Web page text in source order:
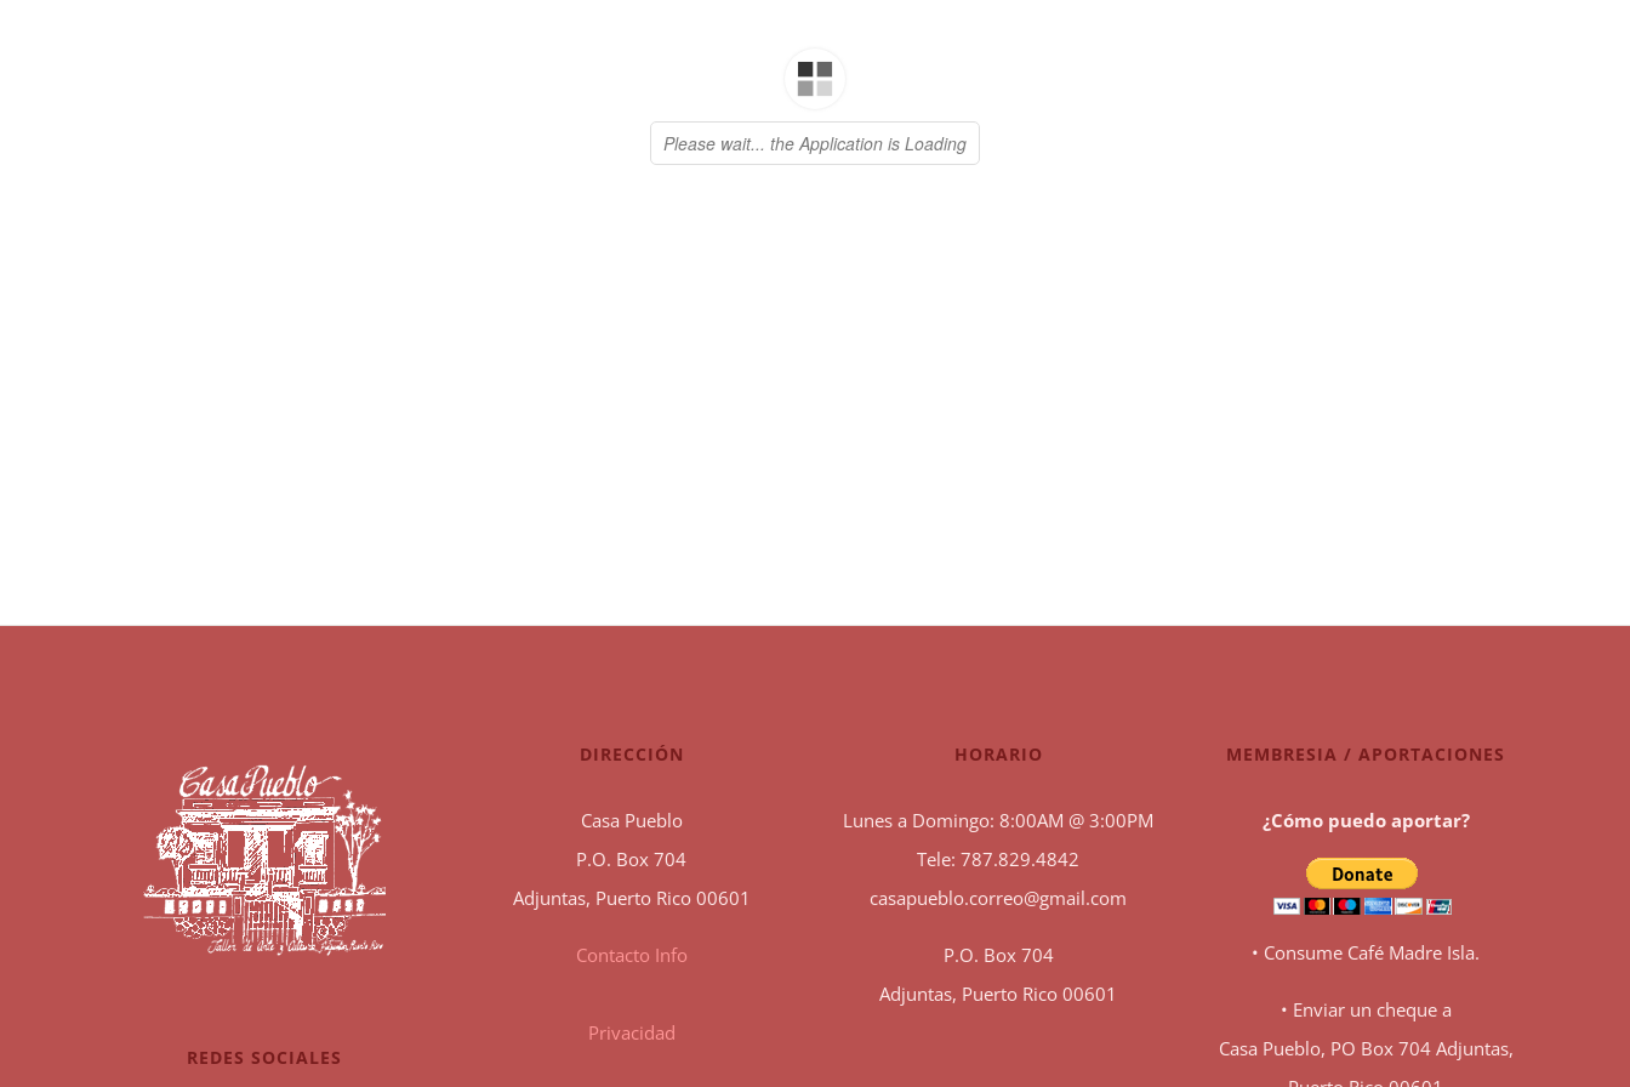
REDES SOCIALES
DIRECCIÓN
Casa Pueblo
P.O. Box 704
Adjuntas, Puerto Rico 00601
Contacto Info
Privacidad
HORARIO
Lunes a Domingo: 8:00AM @ 3:00PM
Tele: 787.829.4842
casapueblo.correo@gmail.com
P.O. Box 704
Adjuntas, Puerto Rico 00601
MEMBRESIA / APORTACIONES
¿Cómo puedo aportar?
• Consume Café Madre Isla.
• Enviar un cheque a
Casa Pueblo, PO Box 704 Adjuntas,